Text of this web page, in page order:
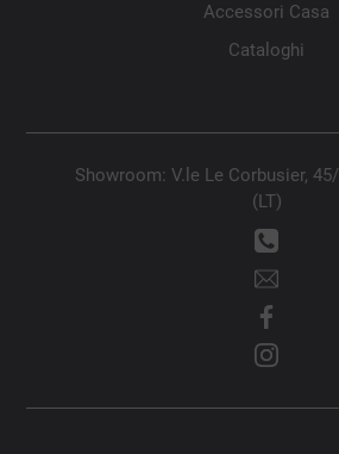
Accessori Casa
Cataloghi
Showroom: V.le Le Corbusier,
(LT)